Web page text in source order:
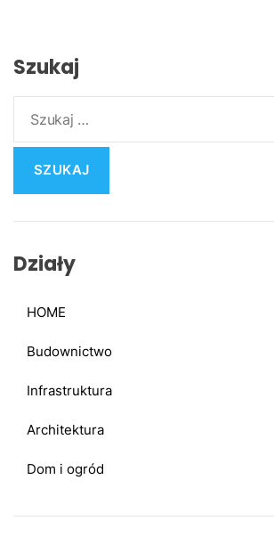
Szukaj
u
a
j
Działy
HOME
Budownictwo
Infrastruktura
Architektura
Dom i ogród